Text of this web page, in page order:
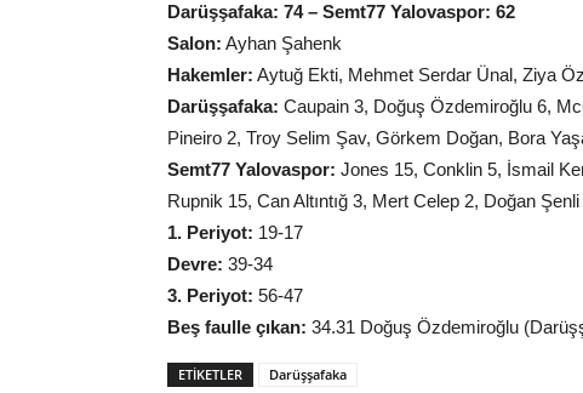
Darüşşafaka: 74 – Semt77 Yalovaspor: 62
Salon: Ayhan Şahenk
Hakemler: Aytuğ Ekti, Mehmet Serdar Ünal, Ziya
Darüşşafaka: Caupain 3, Doğuş Özdemiroğlu 6,
Pineiro 2, Troy Selim Şav, Görkem Doğan, Bora
Semt77 Yalovaspor: Jones 15, Conklin 5, İsmail
Rupnik 15, Can Altıntığ 3, Mert Celep 2, Doğan Şenli
1. Periyot: 19-17
Devre: 39-34
3. Periyot: 56-47
Beş faulle çıkan: 34.31 Doğuş Özdemiroğlu
ETIKETLER Darüşşafaka